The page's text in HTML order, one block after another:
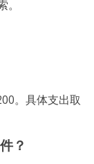
。具体支出取
？